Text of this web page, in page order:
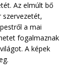
Az elmúlt bő
szervezetét,
a mai
fogalmaznak
A képek